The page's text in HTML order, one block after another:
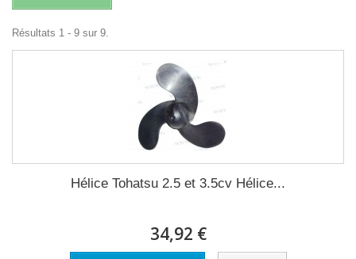
Résultats 1 - 9 sur 9.
Hélice Tohatsu 2.5 et 3.5cv Hélice...
34,92 €